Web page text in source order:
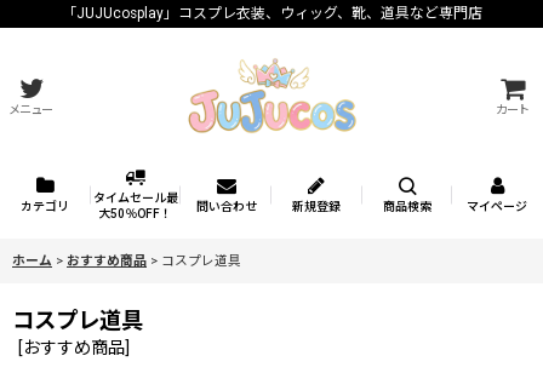
「JUJUcosplay」コスプレ衣装、ウィッグ、靴、道具など専門店
メニュー カート
カテゴリ
タイムセール最
大50％OFF！
問い合わせ 新規登録 商品検索 マイページ
ホーム > おすすめ商品 > コスプレ道具
コスプレ道具
[おすすめ商品]